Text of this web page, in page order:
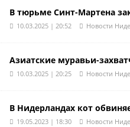
В тюрьме Синт-Мартена
10.03.2025 | 20:52 Новости
Азиатские муравьи-
10.03.2025 | 20:25 Новости
В Нидерландах кот
19.05.2023 | 18:30 Новости